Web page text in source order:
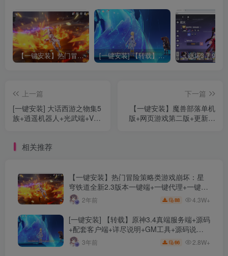
【一键安装】热门冒险策略类游戏崩坏：星穹铁道全新2.3版本一键端+一键代理+一键启动+免虚拟机 [一键安装] 【转载】原神3.4真端服务端+源码+配套客户端+详尽说明+GM工具+源码说明文件
上一篇
[一键安装] 大话西游之物集5
族+逍遥机器人+光武端+VM
下一篇
【一键安装】魔兽部落单机
版+网页游戏第二版+更新一
相关推荐
【一键安装】热门冒险策略类游戏崩坏：星
穹铁道全新2.3版本一键端+一键代理+一键启
动+免虚拟机
2年前 88 4.3W+
[一键安装] 【转载】原神3.4真端服务端+源码
+配套客户端+详尽说明+GM工具+源码说明
文件3年前 66 2.8W+